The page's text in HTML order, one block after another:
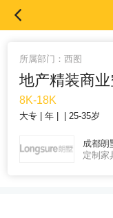
所属部门：西图
地产精装商
8K-18K
大专 年 25-35岁
成都朗
定制家